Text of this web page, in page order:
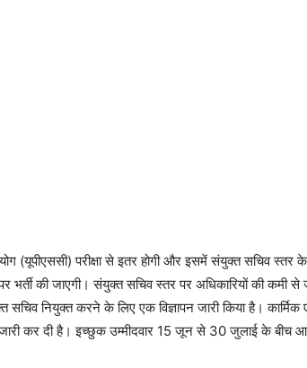
(यूपीएससी) परीक्षा से इतर होगी और इसमें संयुक्त सचिव स्तर
भर्ती की जाएगी। संयुक्त सचिव स्तर पर अधिकारियों की कमी
सचिव नियुक्त करने के लिए एक विज्ञापन जारी किया है। कार्मिक
जारी कर दी है। इच्छुक उम्मीदवार 15 जून से 30 जुलाई के